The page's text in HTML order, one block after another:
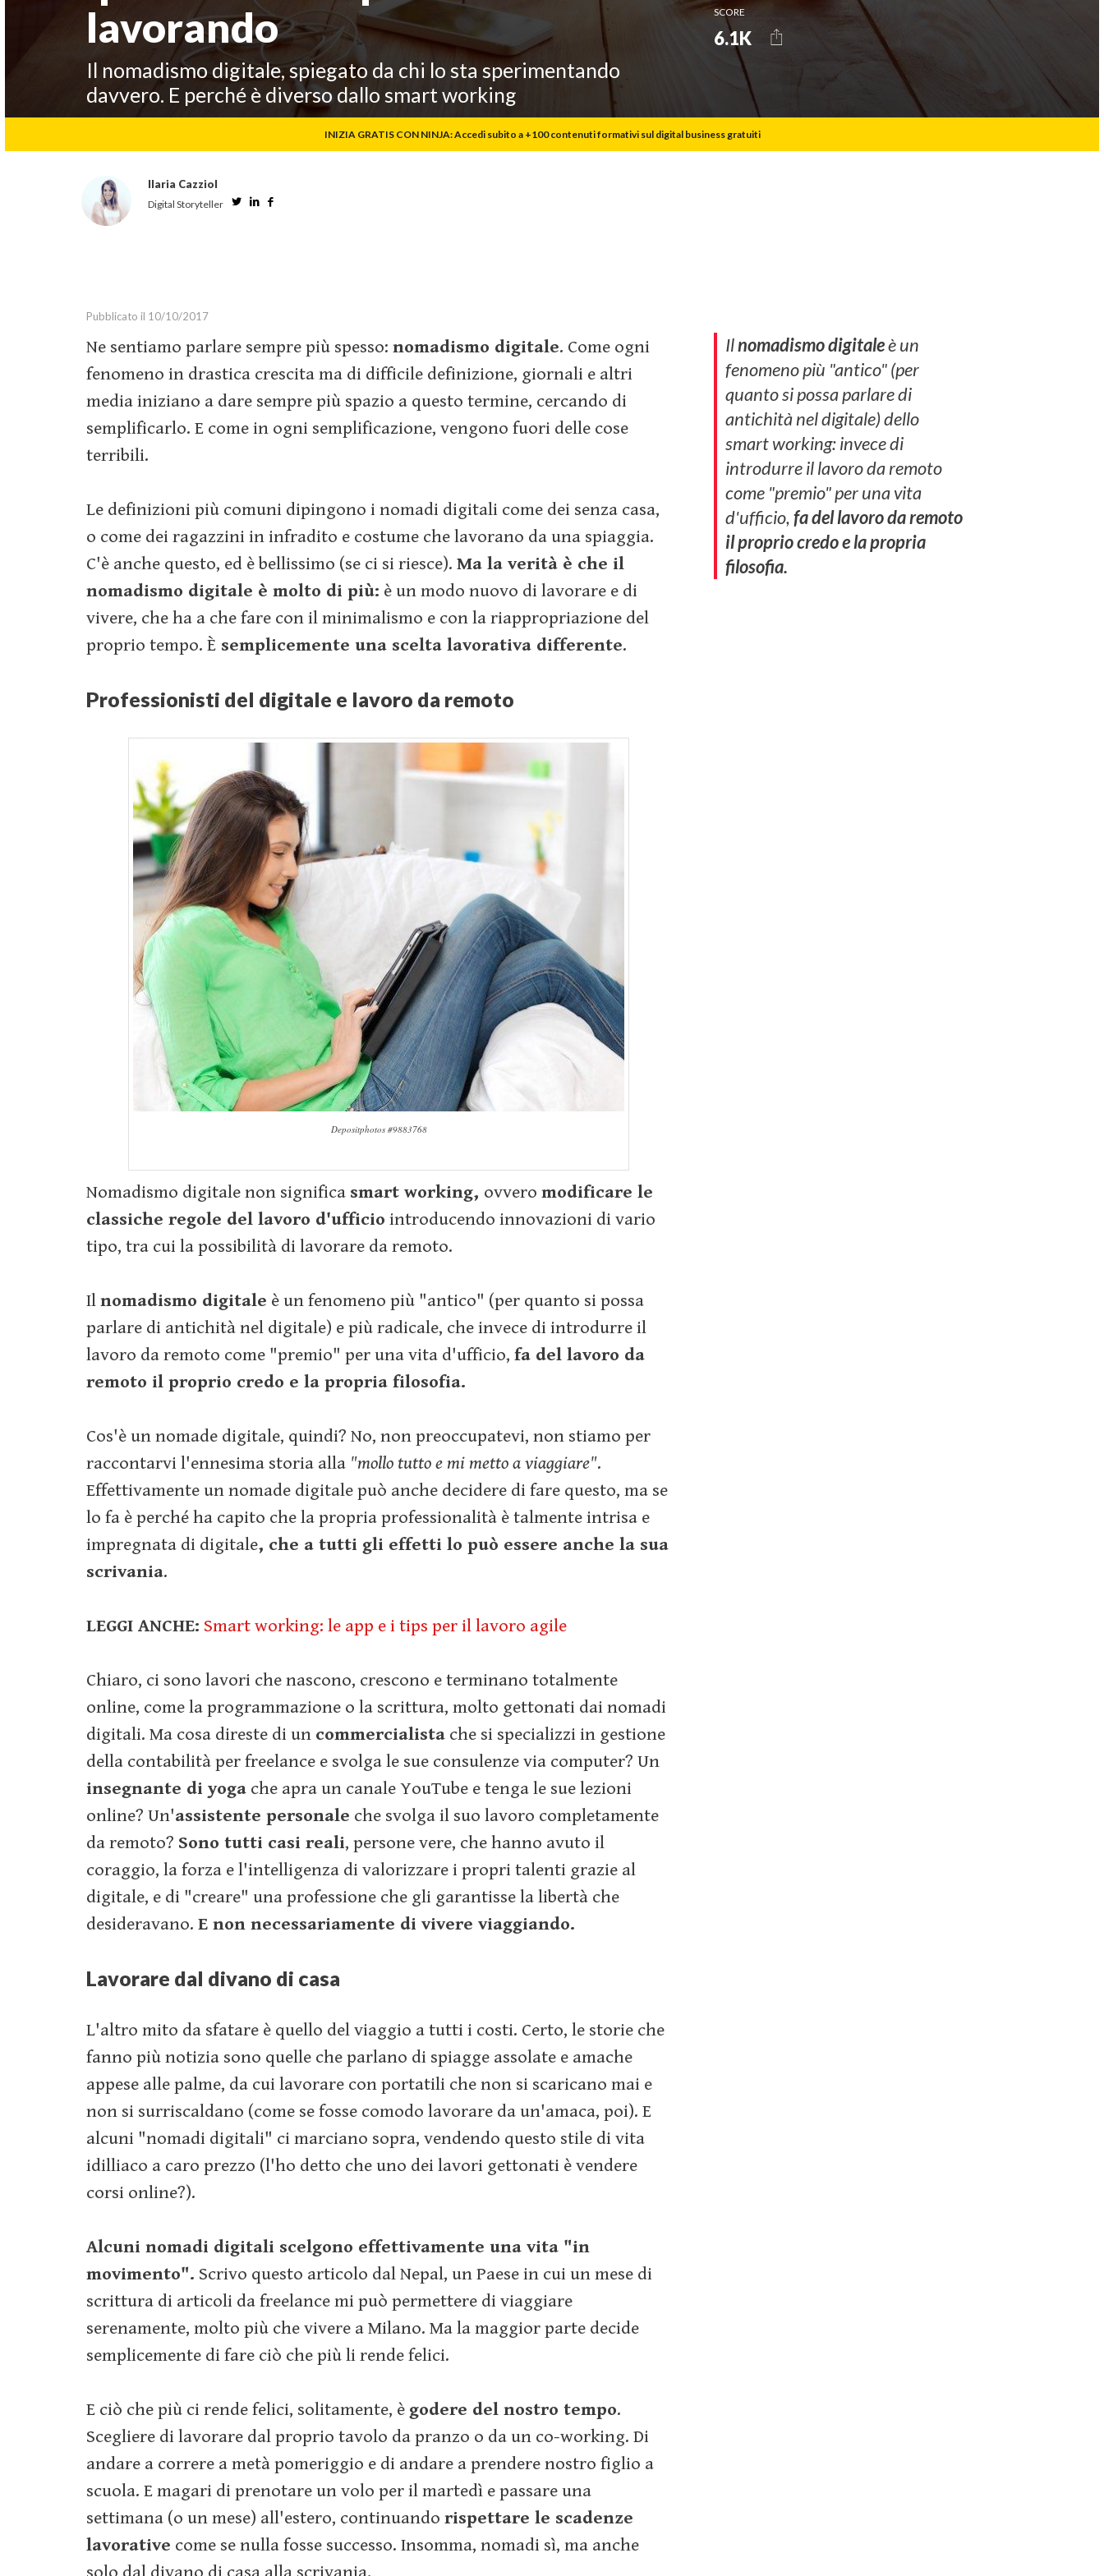
Marketing Strategy
Marketing Tools
Media
Social Media Marketing
Webinar
IT
Snapchat
Virgin
lavorando
Il nomadismo digitale, spiegato da chi lo sta sperimentando
davvero. E perché è diverso dallo smart working
SCORE
6.1K
INIZIA GRATIS CON NINJA: Accedi subito a +100 contenuti formativi sul digital business gratuiti
Ilaria Cazziol
Digital Storyteller TwitterLinkedin
Facebook
Pubblicato il 10/10/2017
Ne sentiamo parlare sempre più spesso: nomadismo digitale. Come ogni
fenomeno in drastica crescita ma di difficile definizione, giornali e altri
media iniziano a dare sempre più spazio a questo termine, cercando di
semplificarlo. E come in ogni semplificazione, vengono fuori delle cose
terribili.
Le definizioni più comuni dipingono i nomadi digitali come dei senza casa,
o come dei ragazzini in infradito e costume che lavorano da una spiaggia.
C'è anche questo, ed è bellissimo (se ci si riesce). Ma la verità è che il
nomadismo digitale è molto di più: è un modo nuovo di lavorare e di
vivere, che ha a che fare con il minimalismo e con la riappropriazione del
proprio tempo. È semplicemente una scelta lavorativa differente.
Professionisti del digitale e lavoro da remoto
Depositphotos #9883768
Nomadismo digitale non significa smart working, ovvero modificare le
classiche regole del lavoro d'ufficio introducendo innovazioni di vario
tipo, tra cui la possibilità di lavorare da remoto.
Il nomadismo digitale è un fenomeno più "antico" (per quanto si possa
parlare di antichità nel digitale) e più radicale, che invece di introdurre il
lavoro da remoto come "premio" per una vita d'ufficio, fa del lavoro da
remoto il proprio credo e la propria filosofia.
Cos'è un nomade digitale, quindi? No, non preoccupatevi, non stiamo per
raccontarvi l'ennesima storia alla "mollo tutto e mi metto a viaggiare".
Effettivamente un nomade digitale può anche decidere di fare questo, ma se
lo fa è perché ha capito che la propria professionalità è talmente intrisa e
impregnata di digitale, che a tutti gli effetti lo può essere anche la sua
scrivania.
LEGGI ANCHE: Smart working: le app e i tips per il lavoro agile
Chiaro, ci sono lavori che nascono, crescono e terminano totalmente
online, come la programmazione o la scrittura, molto gettonati dai nomadi
digitali. Ma cosa direste di un commercialista che si specializzi in gestione
della contabilità per freelance e svolga le sue consulenze via computer? Un
insegnante di yoga che apra un canale YouTube e tenga le sue lezioni
online? Un'assistente personale che svolga il suo lavoro completamente
da remoto? Sono tutti casi reali, persone vere, che hanno avuto il
coraggio, la forza e l'intelligenza di valorizzare i propri talenti grazie al
digitale, e di "creare" una professione che gli garantisse la libertà che
desideravano. E non necessariamente di vivere viaggiando.
Lavorare dal divano di casa
L'altro mito da sfatare è quello del viaggio a tutti i costi. Certo, le storie che
fanno più notizia sono quelle che parlano di spiagge assolate e amache
appese alle palme, da cui lavorare con portatili che non si scaricano mai e
non si surriscaldano (come se fosse comodo lavorare da un'amaca, poi). E
alcuni "nomadi digitali" ci marciano sopra, vendendo questo stile di vita
idilliaco a caro prezzo (l'ho detto che uno dei lavori gettonati è vendere
corsi online?).
Alcuni nomadi digitali scelgono effettivamente una vita "in
movimento". Scrivo questo articolo dal Nepal, un Paese in cui un mese di
scrittura di articoli da freelance mi può permettere di viaggiare
serenamente, molto più che vivere a Milano. Ma la maggior parte decide
semplicemente di fare ciò che più li rende felici.
E ciò che più ci rende felici, solitamente, è godere del nostro tempo.
Scegliere di lavorare dal proprio tavolo da pranzo o da un co-working. Di
andare a correre a metà pomeriggio e di andare a prendere nostro figlio a
scuola. E magari di prenotare un volo per il martedì e passare una
settimana (o un mese) all'estero, continuando rispettare le scadenze
lavorative come se nulla fosse successo. Insomma, nomadi sì, ma anche
solo dal divano di casa alla scrivania.
Ilnomadismo digitaleè un
fenomeno più "antico" (per
quanto si possa parlare di
antichità nel digitale) dello
smart working: invece di
introdurre il lavoro da remoto
come "premio" per una vita
d'ufficio,fa del lavoro da remoto
ilproprio credo e la propria
filosofia.